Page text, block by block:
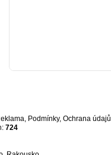
, Podmínky, Ochrana údajů
724